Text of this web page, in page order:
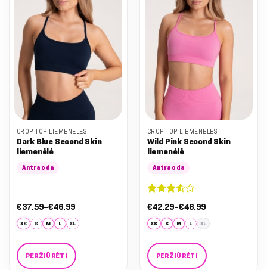
options
may
be
chosen
on
the
product
page
options
may
chosen
the
product
page
CROP TOP LIEMENĖLĖS
Dark Blue Second Skin
liemenėlė
Antra oda
€37.59–€46.99
Nuo:
€37.59
iki
XS S M L XL
PERŽIŪRĖTI
CROP TOP LIEMENĖLĖS
Wild Pink Second Skin
liemenėlė
Antra oda
Įvertinimas:
3.5iš 5
€42.29–€46.99
Nuo:
€42.29
iki
XS S M L XL
PERŽIŪRĖTI